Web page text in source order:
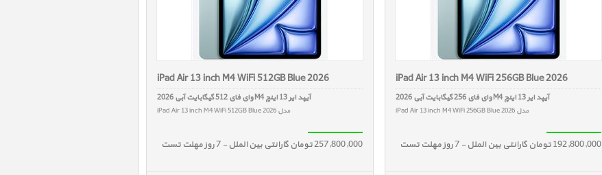
iPad Air 13 inch M4 WiFi 256GB Blue 2026
آیپد ایر 13 اینچ M4 وای فای 256 گیگابایت آبی 2026
مدل iPad Air 13 inch M4 WiFi 256GB Blue 2026
192,800,000 تومان گارانتی بین الملل - 7 روز مهلت تست
iPad Air 13 inch M4 WiFi 512GB Blue 2026
آیپد ایر 13 اینچ M4 وای فای 512 گیگابایت آبی 2026
مدل iPad Air 13 inch M4 WiFi 512GB Blue 2026
257,800,000 تومان گارانتی بین الملل - 7 روز مهلت تست